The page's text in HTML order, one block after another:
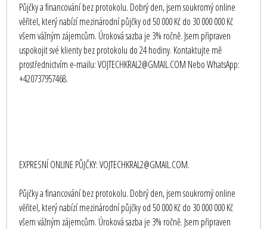
Půjčky a financování bez protokolu. Dobrý den, jsem soukromý online
věřitel, který nabízí mezinárodní půjčky od 50 000 Kč do 30 000 000 Kč
všem vážným zájemcům. Úroková sazba je 3% ročně. Jsem připraven
uspokojit své klienty bez protokolu do 24 hodiny. Kontaktujte mě
prostřednictvím e-mailu: VOJTECHKRAL2@GMAIL.COM Nebo WhatsApp:
+420737957468.
EXPRESNÍ ONLINE PŮJČKY: VOJTECHKRAL2@GMAIL.COM.
Půjčky a financování bez protokolu. Dobrý den, jsem soukromý online
věřitel, který nabízí mezinárodní půjčky od 50 000 Kč do 30 000 000 Kč
všem vážným zájemcům. Úroková sazba je 3% ročně. Jsem připraven